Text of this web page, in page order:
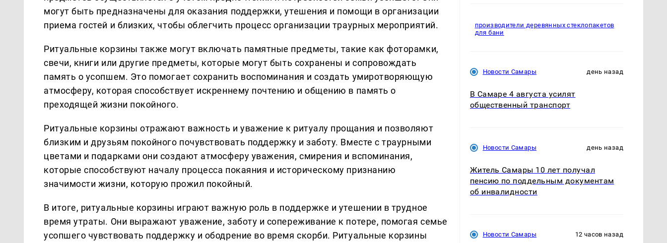
могут быть предназначены для оказания поддержки, утешения и помощи в организации
приема гостей и близких, чтобы облегчить процесс организации траурных мероприятий.
Ритуальные корзины также могут включать памятные предметы, такие как фоторамки,
свечи, книги или другие предметы, которые могут быть сохранены и сопровождать
память о усопшем. Это помогает сохранить воспоминания и создать умиротворяющую
атмосферу, которая способствует искреннему почтению и общению в память о
преходящей жизни покойного.
Ритуальные корзины отражают важность и уважение к ритуалу прощания и позволяют
близким и друзьям покойного почувствовать поддержку и заботу. Вместе с траурными
цветами и подарками они создают атмосферу уважения, смирения и вспоминания,
которые способствуют началу процесса покаяния и историческому признанию
значимости жизни, которую прожил покойный.
В итоге, ритуальные корзины играют важную роль в поддержке и утешении в трудное
время утраты. Они выражают уважение, заботу и сопереживание к потере, помогая семье
усопшего чувствовать поддержку и ободрение во время скорби. Ритуальные корзины
производители деревянных стеклопакетов
для бани
Новости Самары день назад
В Самаре 4 августа усилят
общественный транспорт
Новости Самары день назад
Житель Самары 10 лет получал
пенсию по поддельным документам
об инвалидности
Новости Самары 12 часов назад